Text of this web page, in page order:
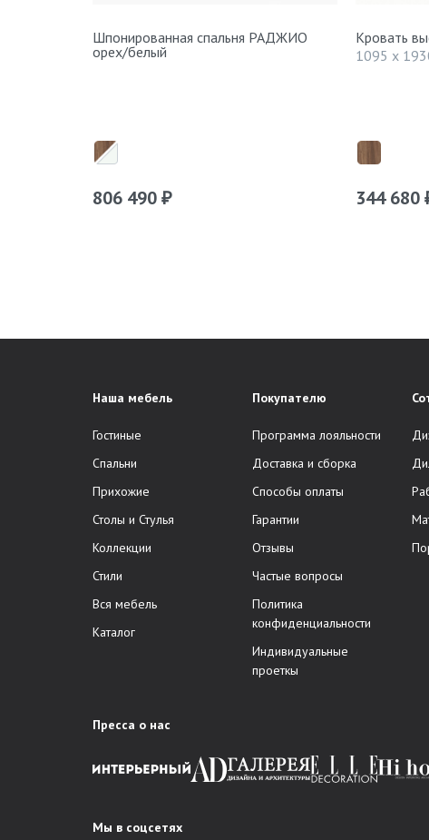
Шпонированная спальня РАДЖИО
орех/белый
806 490 ₽
Кровать
1095 x
344 680
Наша мебель
Гостиные
Спальни
Прихожие
Столы и Стулья
Коллекции
Стили
Вся мебель
Каталог
Покупателю
Программа лояльности
Доставка и сборка
Способы оплаты
Гарантии
Отзывы
Частые вопросы
Политика
конфиденциальности
Индивидуальные
проеткы
Пресса о нас
Мы в соцсетях